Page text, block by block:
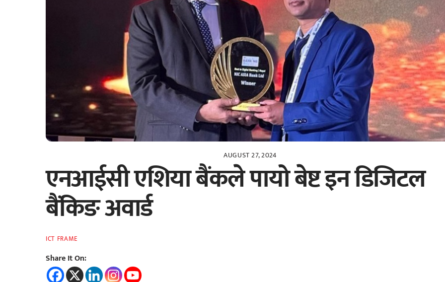
AUGUST 27, 2024
एनआईसी एशिया बैंकले पायो बेष्ट इन डिजिटल
बैंकिङ अवार्ड
ICT FRAME
Share It On: